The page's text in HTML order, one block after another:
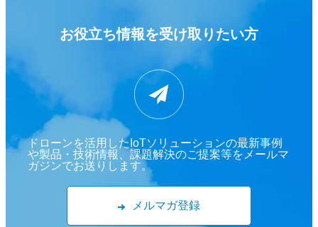
お役立ち情報を受け取りたい方
ドローンを活用したIoTソリューションの最新事例
や製品・技術情報、課題解決のご提案等をメールマ
ガジンでお送りします。
メルマガ登録